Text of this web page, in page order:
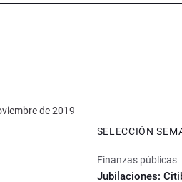
de 2019
SELECCIÓN
Finanzas públicas
Jubilaciones: